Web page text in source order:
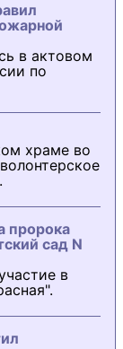
в актовом
по
храме во
пророка
сад N
в